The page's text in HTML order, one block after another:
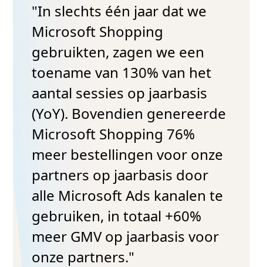
"In slechts één jaar dat we
Microsoft Shopping
gebruikten, zagen we een
toename van 130% van het
aantal sessies op jaarbasis
(YoY). Bovendien genereerde
Microsoft Shopping 76%
meer bestellingen voor onze
partners op jaarbasis door
alle Microsoft Ads kanalen te
gebruiken, in totaal +60%
meer GMV op jaarbasis voor
onze partners."